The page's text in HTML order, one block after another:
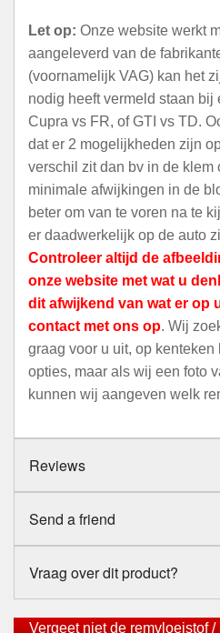
Let op: Onze website werkt
aangeleverd van de
(voornamelijk VAG) kan het
nodig heeft vermeld staan bij
Cupra vs FR, of GTI vs TD.
dat er 2 mogelijkheden zijn
verschil zit dan bv in de klem
minimale afwijkingen in de
beter om van te voren na te
er daadwerkelijk op de auto
Controleer altijd de
onze website met wat u
dit afwijkend van wat er op
contact met ons op. Wij
graag voor u uit, op
opties, maar als wij een foto
kunnen wij aangeven welk
Reviews
Send a friend
Vraag over dit product?
Vergeet niet de remvloeistof